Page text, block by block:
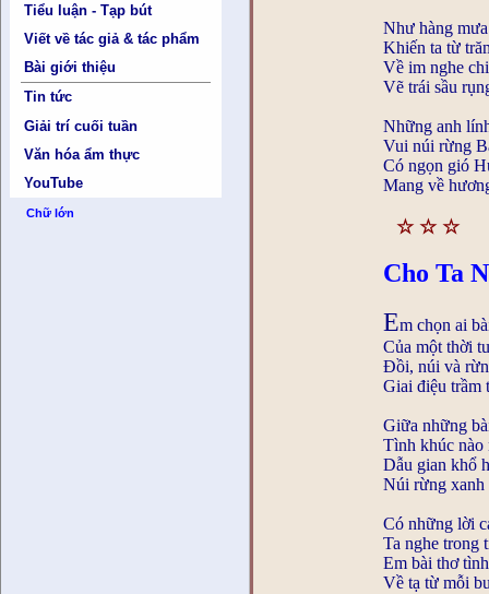
Tiểu luận - Tạp bút
Viết về tác giả & tác phẩm
Bài giới thiệu
Tin tức
Giải trí cuối tuần
Văn hóa ẩm thực
YouTube
Chữ lớn
Như hàng
Khiến ta từ
Về im nghe
Vẽ trái sầu
Những anh
Vui núi rừng
Có ngọn gió
Mang về
☆ ☆ ☆
Cho Ta
Em chọn ai
Của một thời
Đồi, núi và
Giai điệu trầm
Giữa những
Tình khúc nào
Dẫu gian khổ
Núi rừng xanh
Có những lời
Ta nghe trong
Em bài thơ
Về tạ từ mỗi